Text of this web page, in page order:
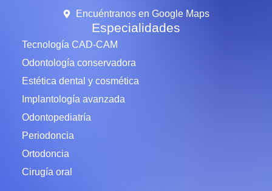
Encuéntranos en Google Maps
Especialidades
Tecnología CAD-CAM
Odontología conservadora
Estética dental y cosmética
Implantología avanzada
Odontopediatría
Periodoncia
Ortodoncia
Cirugía oral